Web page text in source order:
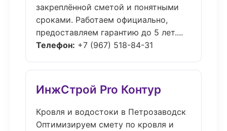
закреплённой сметой и понятными
сроками. Работаем официально,
предоставляем гарантию до 5 лет....
Телефон: +7 (967) 518-84-31
ИнжСтрой Pro Контур
Кровля и водостоки в Петрозаводск
Оптимизируем смету по кровля и